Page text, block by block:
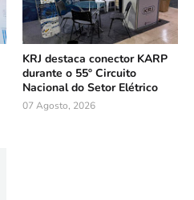
KRJ destaca conector KARP
durante o 55º Circuito
Nacional do Setor Elétrico
07 Agosto, 2026